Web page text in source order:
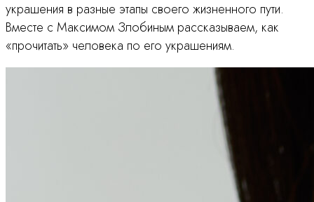
украшения в разные этапы своего жизненного пути.
Вместе с Максимом Злобиным рассказываем, как
«прочитать» человека по его украшениям.